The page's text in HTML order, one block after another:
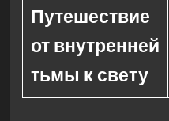
Путешествие
от внутренней
тьмы к свету